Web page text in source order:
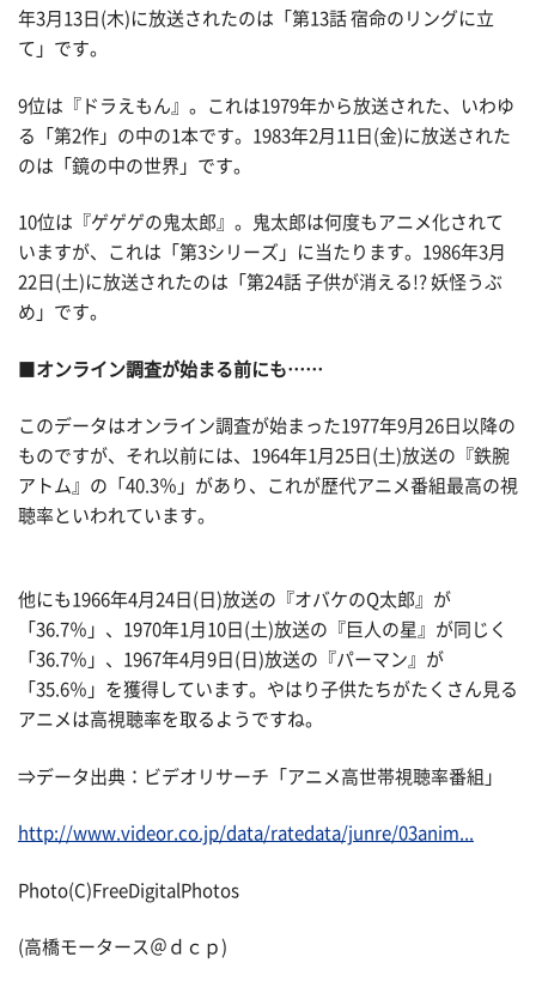
年3月13日(木)に放送されたのは「第13話 宿命のリングに立
て」です。
9位は『ドラえもん』。これは1979年から放送された、いわゆ
る「第2作」の中の1本です。1983年2月11日(金)に放送された
のは「鏡の中の世界」です。
10位は『ゲゲゲの鬼太郎』。鬼太郎は何度もアニメ化されて
いますが、これは「第3シリーズ」に当たります。1986年3月
22日(土)に放送されたのは「第24話 子供が消える!? 妖怪うぶ
め」です。
■ オンライン調査が始まる前にも……
このデータはオンライン調査が始まった1977年9月26日以降の
ものですが、それ以前には、1964年1月25日(土)放送の『鉄腕
アトム』の「40.3％」があり、これが歴代アニメ番組最高の視
聴率といわれています。
他にも1966年4月24日(日)放送の『オバケのQ太郎』が
「36.7％」、1970年1月10日(土)放送の『巨人の星』が同じく
「36.7％」、1967年4月9日(日)放送の『パーマン』が
「35.6％」を獲得しています。やはり子供たちがたくさん見る
アニメは高視聴率を取るようですね。
⇒データ出典：ビデオリサーチ「アニメ高世帯視聴率番組」
http://www.videor.co.jp/data/ratedata/junre/03anim...
Photo(C)FreeDigitalPhotos
(高橋モータース＠ｄｃｐ)